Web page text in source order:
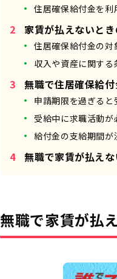
住居確保給付金を利
家賃が払えないと
住居確保給付金の対
収入や資産に関する
無職で住居確保給
申請期限を過ぎると
受給中に求職活動が
給付金の支給期間が
無職で家賃が払え
無職で家賃が払